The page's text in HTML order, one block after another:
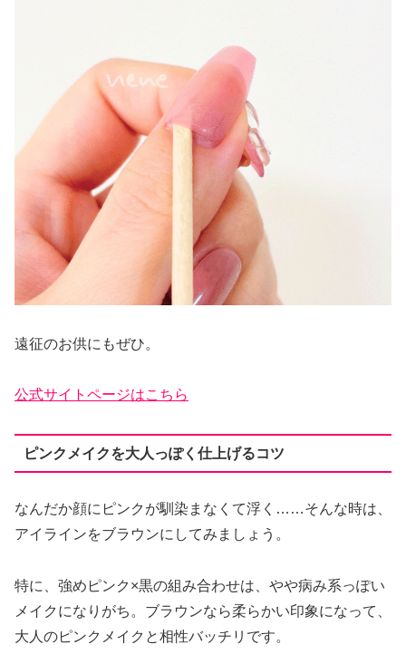
遠征のお供にもぜひ。
公式サイトページはこちら
ピンクメイクを大人っぽく仕上げるコツ
なんだか顔にピンクが馴染まなくて浮く……そんな時は、
アイラインをブラウンにしてみましょう。
特に、強めピンク×黒の組み合わせは、やや病み系っぽい
メイクになりがち。ブラウンなら柔らかい印象になって、
大人のピンクメイクと相性バッチリです。